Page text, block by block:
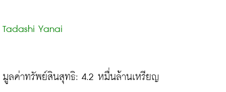
Tadashi Yanai
มูลค่าทรัพย์สินสุทธิ: 4.2 หมื่นล้านเหรียญ